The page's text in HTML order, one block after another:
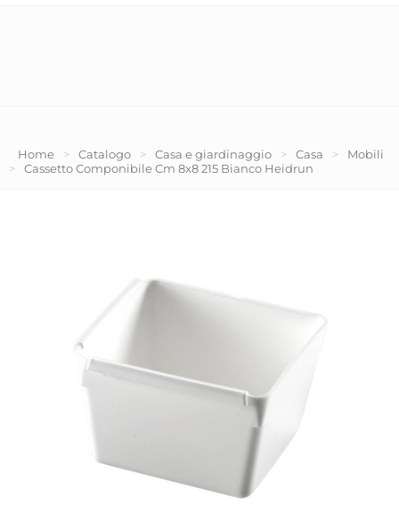
Home > Catalogo > Casa e giardinaggio > Casa >
Mobili
>
Cassetto Componibile Cm 8x8 215 Bianco Heidrun